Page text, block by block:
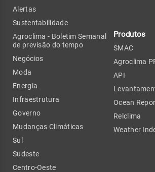
Alertas
Sustentabilidade
Agroclima - Boletim Semanal
de previsão do tempo
Negócios
Moda
Energia
Infraestrutura
Governo
Mudanças Climáticas
Sul
Sudeste
Centro-Oeste
Produtos
SMAC
Agroclima
API
Ocean
Relclima
Weather